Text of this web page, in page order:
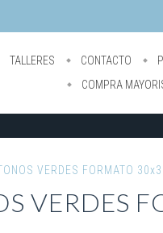
TALLERES CONTACTO
COMPRA
VERDES FORMATO
VERDES